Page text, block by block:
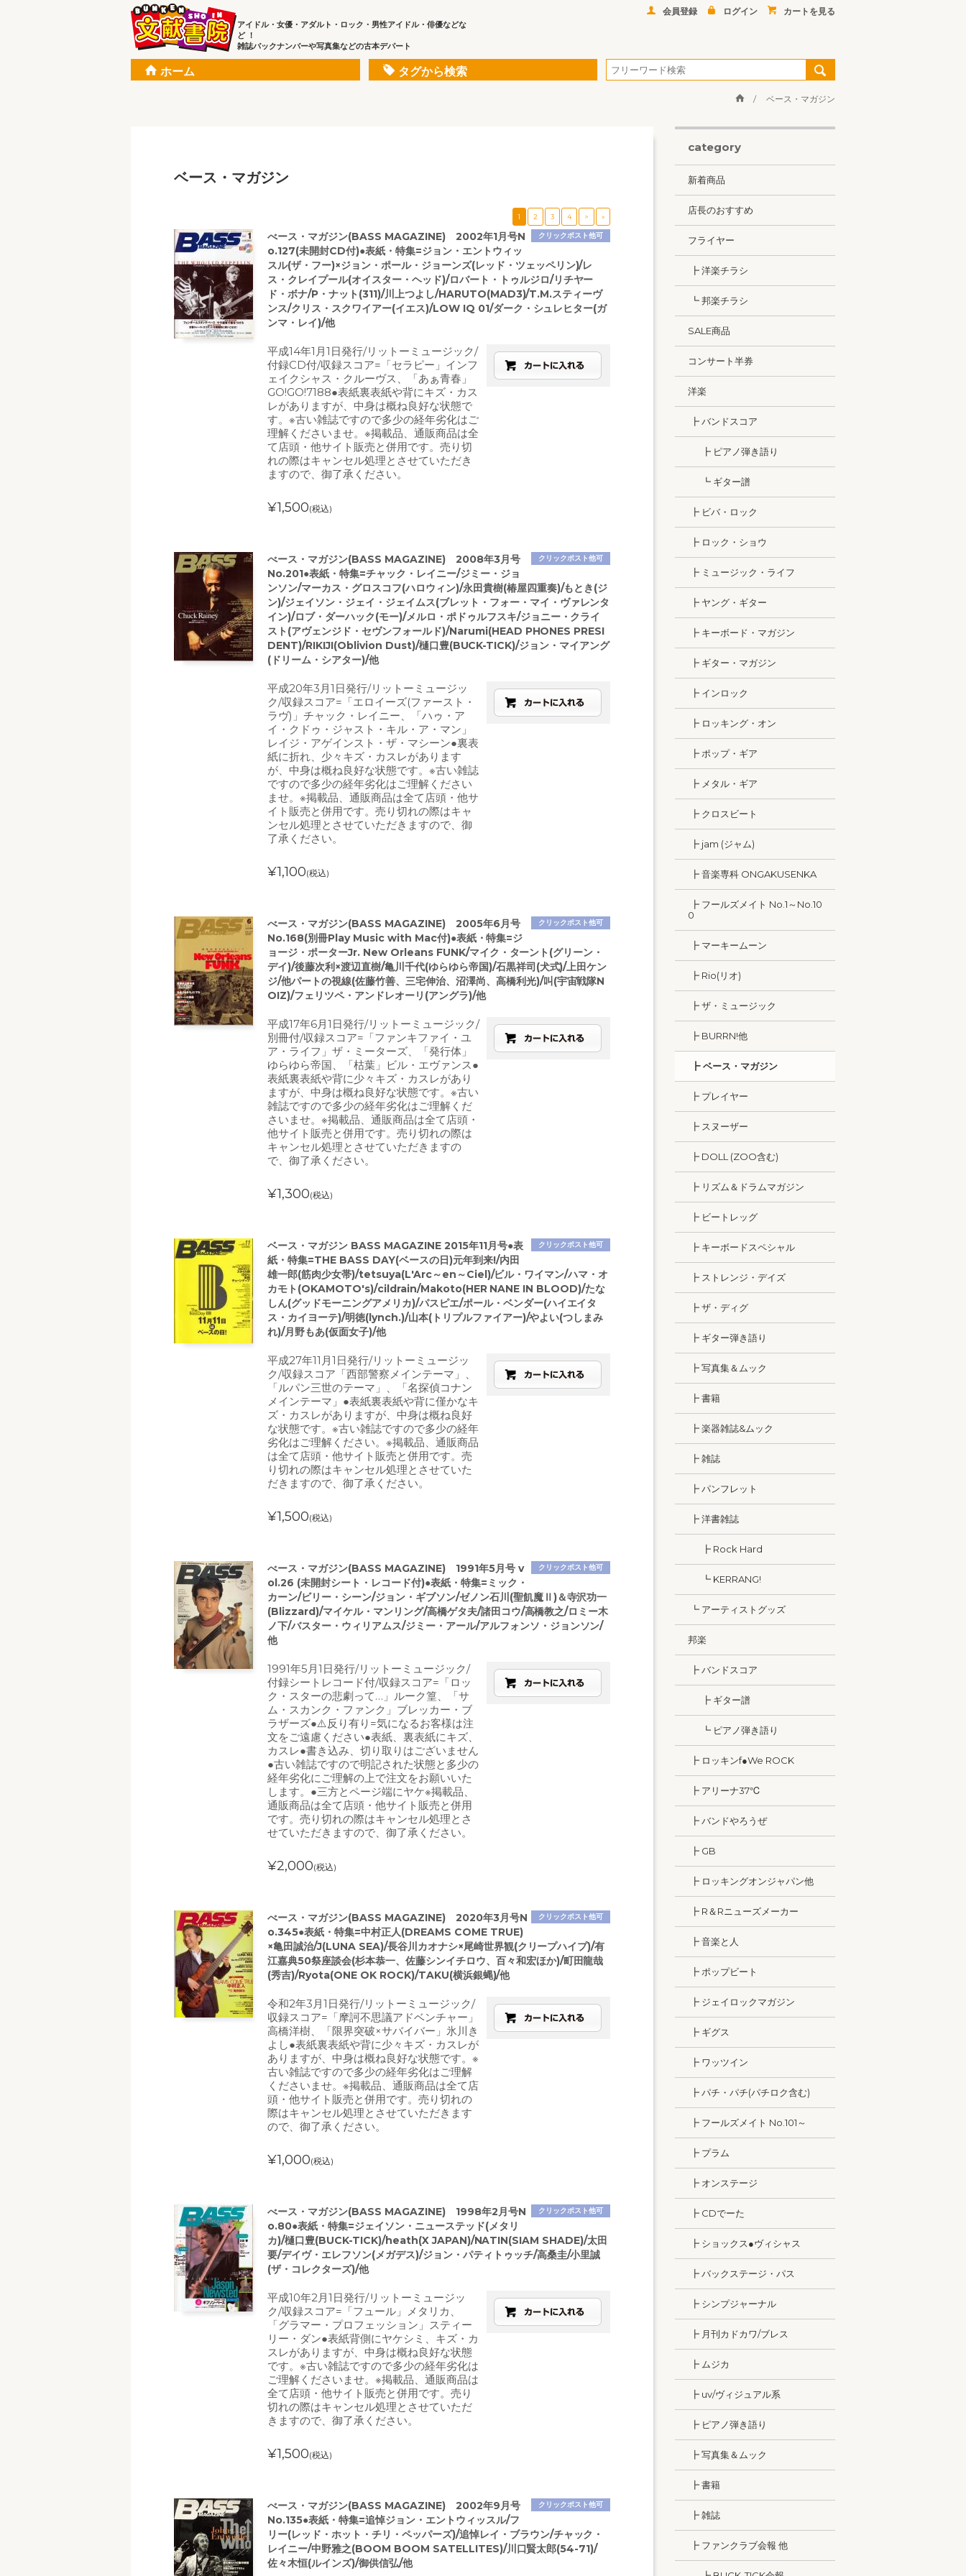
アイドル・女優・アダルト・ロック・男性アイドル・俳優などな
ど ！
雑誌バックナンバーや写真集などの古本デパート
会員登録 ログイン カートを見る
ホーム タグから検索
ベース・マガジン
ベース・マガジン
1 2 3 4 > »
クリックポスト他可
べース・マガジン(BASS MAGAZINE) 2002年1月号N
o.127(未開封CD付)●表紙・特集=ジョン・エントウィッ
スル(ザ・フー)×ジョン・ポール・ジョーンズ(レッド・ツェッペリン)/レ
ス・クレイプール(オイスター・ヘッド)/ロバート・トゥルジロ/リチヤー
ド・ボナ/P・ナット(311)/川上つよし/HARUTO(MAD3)/T.M.スティーヴ
ンス/クリス・スクワイアー(イエス)/LOW IQ 01/ダーク・シュレヒター(ガ
ンマ・レイ)/他
平成14年1月1日発行/リットーミュージック/
付録CD付/収録スコア=「セラピー」インフ
ェイクシャス・クルーヴス、「あぁ青春」
GO!GO!7188●表紙裏表紙や背にキズ・カス
レがありますが、中身は概ね良好な状態で
す。※古い雑誌ですので多少の経年劣化はご
理解くださいませ。※掲載品、通販商品は全
て店頭・他サイト販売と併用です。売り切
れの際はキャンセル処理とさせていただき
ますので、御了承ください。
¥1,500(税込)
クリックポスト他可
べース・マガジン(BASS MAGAZINE) 2008年3月号
No.201●表紙・特集=チャック・レイニー/ジミー・ジョ
ンソン/マーカス・グロスコフ(ハロウィン)/永田貴樹(椿屋四重奏)/もとき(ジ
ン)/ジェイソン・ジェイ・ジェイムス(ブレット・フォー・マイ・ヴァレンタ
イン)/ロブ・ダーハック(モー)/メルロ・ポドゥルフスキ/ジョニー・クライ
スト(アヴェンジド・セヴンフォールド)/Narumi(HEAD PHONES PRESI
DENT)/RIKIJI(Oblivion Dust)/樋口豊(BUCK-TICK)/ジョン・マイアング
(ドリーム・シアター)/他
平成20年3月1日発行/リットーミュージッ
ク/収録スコア=「エロイーズ(ファースト・
ラヴ)」チャック・レイニー、「ハゥ・ア
イ・クドゥ・ジャスト・キル・ア・マン」
レイジ・アゲインスト・ザ・マシーン●裏表
紙に折れ、少々キズ・カスレがあります
が、中身は概ね良好な状態です。※古い雑誌
ですので多少の経年劣化はご理解ください
ませ。※掲載品、通販商品は全て店頭・他サ
イト販売と併用です。売り切れの際はキャ
ンセル処理とさせていただきますので、御
了承ください。
¥1,100(税込)
クリックポスト他可
べース・マガジン(BASS MAGAZINE) 2005年6月号
No.168(別冊Play Music with Mac付)●表紙・特集=ジ
ョージ・ポーターJr. New Orleans FUNK/マイク・ターント(グリーン・
デイ)/後藤次利×渡辺直樹/亀川千代(ゆらゆら帝国)/石黒祥司(犬式)/上田ケン
ジ/他パートの視線(佐藤竹善、三宅伸治、沼澤尚、高橋利光)/叫(宇宙戦隊N
OIZ)/フェリツペ・アンドレオーリ(アングラ)/他
平成17年6月1日発行/リットーミュージック/
別冊付/収録スコア=「ファンキファイ・ユ
ア・ライフ」ザ・ミーターズ、「発行体」
ゆらゆら帝国、「枯葉」ビル・エヴァンス●
表紙裏表紙や背に少々キズ・カスレがあり
ますが、中身は概ね良好な状態です。※古い
雑誌ですので多少の経年劣化はご理解くだ
さいませ。※掲載品、通販商品は全て店頭・
他サイト販売と併用です。売り切れの際は
キャンセル処理とさせていただきますの
で、御了承ください。
¥1,300(税込)
クリックポスト他可
ベース・マガジン BASS MAGAZINE 2015年11月号●表
紙・特集=THE BASS DAY(ベースの日)元年到来!/内田
雄一郎(筋肉少女帯)/tetsuya(L'Arc～en～Ciel)/ビル・ワイマン/ハマ・オ
カモト(OKAMOTO's)/cildrain/Makoto(HER NANE IN BLOOD)/たな
しん(グッドモーニングアメリカ)/パスピエ/ポール・ベンダー(ハイエイタ
ス・カイヨーテ)/明徳(lynch.)/山本(トリプルファイアー)/やよい(つしまみ
れ)/月野もあ(仮面女子)/他
平成27年11月1日発行/リットーミュージッ
ク/収録スコア「西部警察メインテーマ」、
「ルパン三世のテーマ」、「名探偵コナン
メインテーマ」●表紙裏表紙や背に僅かなキ
ズ・カスレがありますが、中身は概ね良好
な状態です。※古い雑誌ですので多少の経年
劣化はご理解ください。※掲載品、通販商品
は全て店頭・他サイト販売と併用です。売
り切れの際はキャンセル処理とさせていた
だきますので、御了承ください。
¥1,500(税込)
クリックポスト他可
べース・マガジン(BASS MAGAZINE) 1991年5月号 v
ol.26 (未開封シート・レコード付)●表紙・特集=ミック・
カーン/ビリー・シーン/ジョン・ギブソン/ゼノン石川(聖飢魔Ⅱ)＆寺沢功一
(Blizzard)/マイケル・マンリング/高橋ゲタ夫/諸田コウ/高橋教之/ロミー木
ノ下/バスター・ウィリアムス/ジミー・アール/アルフォンソ・ジョンソン/
他
1991年5月1日発行/リットーミュージック/
付録シートレコード付/収録スコア=「ロッ
ク・スターの悲劇って…」ルーク篁、「サ
ム・スカンク・ファンク」ブレッカー・ブ
ラザーズ●⚠️反り有り=気になるお客様は注
文をご遠慮ください●表紙、裏表紙にキズ、
カスレ●書き込み、切り取りはございません
●古い雑誌ですので明記された状態と多少の
経年劣化にご理解の上で注文をお願いいた
します。●三方とページ端にヤケ※掲載品、
通販商品は全て店頭・他サイト販売と併用
です。売り切れの際はキャンセル処理とさ
せていただきますので、御了承ください。
¥2,000(税込)
クリックポスト他可
べース・マガジン(BASS MAGAZINE) 2020年3月号N
o.345●表紙・特集=中村正人(DREAMS COME TRUE)
×亀田誠治/J(LUNA SEA)/長谷川カオナシ×尾崎世界観(クリープハイプ)/有
江嘉典50祭座談会(杉本恭一、佐藤シンイチロウ、百々和宏ほか)/町田龍哉
(秀吉)/Ryota(ONE OK ROCK)/TAKU(横浜銀蝿)/他
令和2年3月1日発行/リットーミュージック/
収録スコア=「摩訶不思議アドベンチャー」
高橋洋樹、「限界突破×サバイバー」氷川き
よし●表紙裏表紙や背に少々キズ・カスレが
ありますが、中身は概ね良好な状態です。※
古い雑誌ですので多少の経年劣化はご理解
くださいませ。※掲載品、通販商品は全て店
頭・他サイト販売と併用です。売り切れの
際はキャンセル処理とさせていただきます
ので、御了承ください。
¥1,000(税込)
クリックポスト他可
べース・マガジン(BASS MAGAZINE) 1998年2月号N
o.80●表紙・特集=ジェイソン・ニューステッド(メタリ
カ)/樋口豊(BUCK-TICK)/heath(X JAPAN)/NATIN(SIAM SHADE)/太田
要/デイヴ・エレフソン(メガデス)/ジョン・パティトゥッチ/高桑圭/小里誠
(ザ・コレクターズ)/他
平成10年2月1日発行/リットーミュージッ
ク/収録スコア=「フュール」メタリカ、
「グラマー・プロフェッション」スティー
リー・ダン●表紙背側にヤケシミ、キズ・カ
スレがありますが、中身は概ね良好な状態
です。※古い雑誌ですので多少の経年劣化は
ご理解くださいませ。※掲載品、通販商品は
全て店頭・他サイト販売と併用です。売り
切れの際はキャンセル処理とさせていただ
きますので、御了承ください。
¥1,500(税込)
クリックポスト他可
べース・マガジン(BASS MAGAZINE) 2002年9月号
No.135●表紙・特集=追悼ジョン・エントウィッスル/フ
リー(レッド・ホット・チリ・ペッパーズ)/追悼レイ・ブラウン/チャック・
レイニー/中野雅之(BOOM BOOM SATELLITES)/川口賢太郎(54-71)/
佐々木恒(ルインズ)/御供信弘/他
category
新着商品
店長のおすすめ
フライヤー
┣ 洋楽チラシ
┗ 邦楽チラシ
SALE商品
コンサート半券
洋楽
┣ バンドスコア
┣ ピアノ弾き語り
┗ ギター譜
┣ ビバ・ロック
┣ ロック・ショウ
┣ ミュージック・ライフ
┣ ヤング・ギター
┣ キーボード・マガジン
┣ ギター・マガジン
┣ インロック
┣ ロッキング・オン
┣ ポップ・ギア
┣ メタル・ギア
┣ クロスビート
┣ jam (ジャム)
┣ 音楽専科 ONGAKUSENKA
┣ フールズメイト No.1～No.10
0
┣ マーキームーン
┣ Rio(リオ)
┣ ザ・ミュージック
┣ BURRN!他
┣ ベース・マガジン
┣ プレイヤー
┣ スヌーザー
┣ DOLL (ZOO含む)
┣ リズム＆ドラムマガジン
┣ ビートレッグ
┣ キーボードスペシャル
┣ ストレンジ・デイズ
┣ ザ・ディグ
┣ ギター弾き語り
┣ 写真集＆ムック
┣ 書籍
┣ 楽器雑誌&ムック
┣ 雑誌
┣ パンフレット
┣ 洋書雑誌
┣ Rock Hard
┗ KERRANG!
┗ アーティストグッズ
邦楽
┣ バンドスコア
┣ ギター譜
┗ ピアノ弾き語り
┣ ロッキンf●We ROCK
┣ アリーナ37℃
┣ バンドやろうぜ
┣ GB
┣ ロッキングオンジャパン他
┣ R＆Rニューズメーカー
┣ 音楽と人
┣ ポップビート
┣ ジェイロックマガジン
┣ ギグス
┣ ワッツイン
┣ パチ・パチ(パチロク含む)
┣ フールズメイト No.101～
┣ プラム
┣ オンステージ
┣ CDでーた
┣ ショックス●ヴィシャス
┣ バックステージ・パス
┣ シンプジャーナル
┣ 月刊カドカワ/ブレス
┣ ムジカ
┣ uv/ヴィジュアル系
┣ ピアノ弾き語り
┣ 写真集＆ムック
┣ 書籍
┣ 雑誌
┣ ファンクラブ会報 他